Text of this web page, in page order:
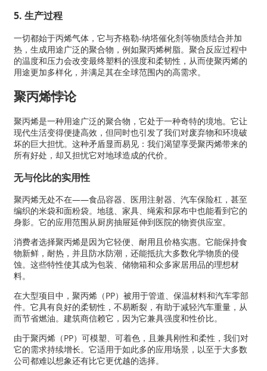
5. 生产过程
一切都始于丙烯气体，它与齐格勒-纳塔催化剂等物质结合并加
热，生成用途广泛的聚合物，例如聚丙烯树脂。聚合反应过程中
的温度和压力会改变最终塑料的强度和柔韧性，从而使聚丙烯的
用途更加多样化，并满足其在全球范围内的高需求。
聚丙烯悖论
聚丙烯是一种用途广泛的聚合物，它处于一种奇特的境地。它让
现代生活变得便捷高效，但同时也引发了我们对废弃物和环境破
坏的巨大担忧。这种矛盾显而易见：我们渴望享受聚丙烯带来的
所有好处，却又担忧它对地球造成的代价。
无与伦比的实用性
聚丙烯无处不在——食品容器、医用注射器、汽车保险杠，甚至
编织的米袋和面粉袋。地毯、家具、绳索和尿布中也能看到它的
身影。它的应用范围从厨房抽屉延伸到医院的物资供应室。
消费者选择聚丙烯是因为它轻便、耐用且价格实惠。它能保持食
物新鲜，耐热，并且防水防潮，还能抵抗大多数化学物质的侵
蚀。这些特性使其成为包装、储物箱和众多家居用品的理想材
料。
在大型项目中，聚丙烯（PP）被用于管道、保温材料和汽车零部
件。它具有良好的柔韧性，不易断裂，有助于减轻汽车重量，从
而节省燃油。建筑商信赖它，因为它兼具强度和性价比。
由于聚丙烯（PP）可模塑、可着色，且兼具刚性和柔性，我们对
它的需求持续增长。它适用于如此多的应用场景，以至于大多数
公司都难以想象还有比它更优越的选择。